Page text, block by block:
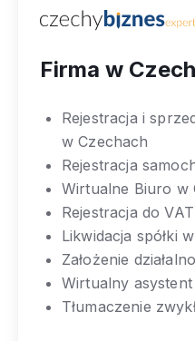
Firma w
Rejestracja i
w Czechach
Rejestracja
Wirtualne Biuro w
Rejestracja do
Likwidacja spółki
Założenie
Wirtualny asystent
Tłumaczenie